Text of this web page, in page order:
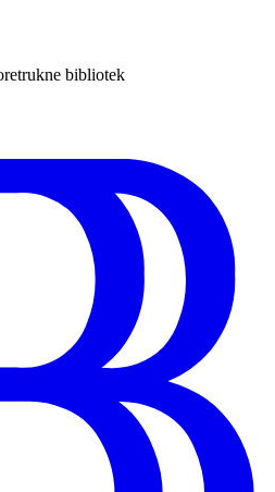
bibliotek